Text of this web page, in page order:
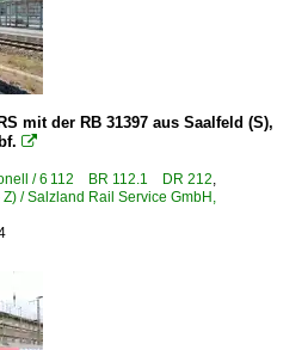
mit der RB 31397 aus Saalfeld (S),

/ 6 112 BR 112.1 DR 212,
/ Salzland Rail Service GmbH,